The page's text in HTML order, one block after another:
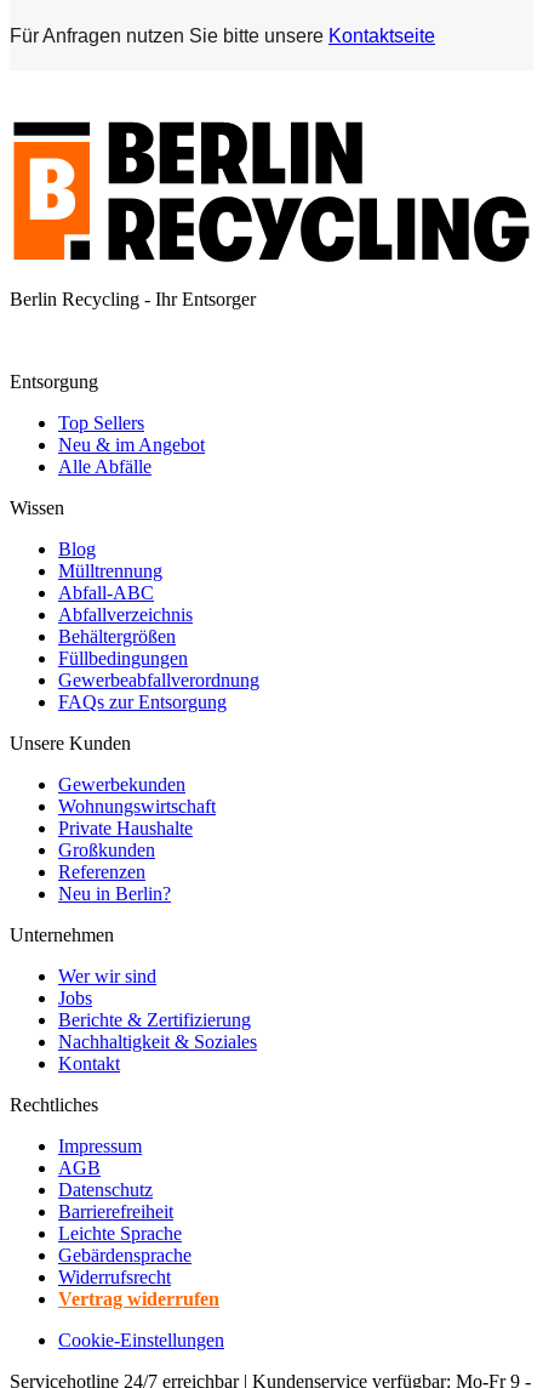
Für Anfragen nutzen Sie bitte unsere Kontaktseite
Berlin Recycling - Ihr Entsorger
Entsorgung
Top Sellers
Neu & im Angebot
Alle Abfälle
Wissen
Blog
Mülltrennung
Abfall-ABC
Abfallverzeichnis
Behältergrößen
Füllbedingungen
Gewerbeabfallverordnung
FAQs zur Entsorgung
Unsere Kunden
Gewerbekunden
Wohnungswirtschaft
Private Haushalte
Großkunden
Referenzen
Neu in Berlin?
Unternehmen
Wer wir sind
Jobs
Berichte & Zertifizierung
Nachhaltigkeit & Soziales
Kontakt
Rechtliches
Impressum
AGB
Datenschutz
Barrierefreiheit
Leichte Sprache
Gebärdensprache
Widerrufsrecht
Vertrag widerrufen
Cookie-Einstellungen
Servicehotline 24/7 erreichbar | Kundenservice verfügbar: Mo-Fr 9 -